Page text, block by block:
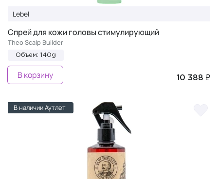
Lebel
Спрей для кожи головы стимулирующий
Theo Scalp Builder
Объем: 140g
10 388 ₽
В корзину
В наличии Аутлет